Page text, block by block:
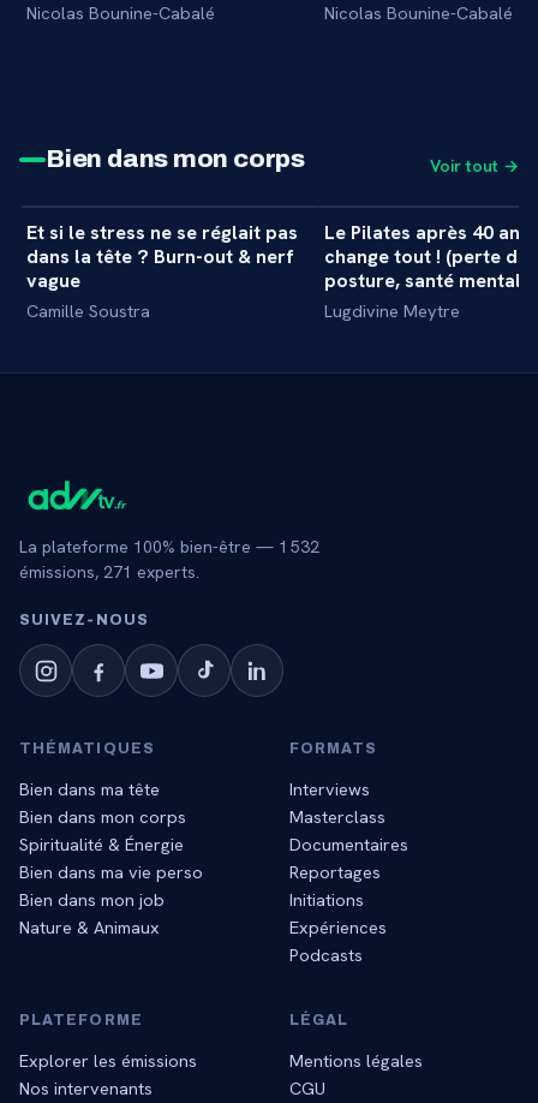
Nicolas Bounine-Cabalé Nicolas Bounine-Cabalé
Bien dans mon corps Voir tout →
MASTERCLASS +
34 min
Et si le stress ne se réglait pas
dans la tête ? Burn-out & nerf
vague
Camille Soustra
MASTERCLASS
Le Pilates après 40 ans
change tout ! (perte de
posture, santé
Lugdivine Meytre
La plateforme 100% bien-être — 1 532
émissions, 271 experts.
SUIVEZ‑NOUS
THÉMATIQUES
Bien dans ma tête
Bien dans mon corps
Spiritualité & Énergie
Bien dans ma vie perso
Bien dans mon job
Nature & Animaux
FORMATS
Interviews
Masterclass
Documentaires
Reportages
Initiations
Expériences
Podcasts
PLATEFORME
Explorer les émissions
Nos intervenants
LÉGAL
Mentions légales
CGU